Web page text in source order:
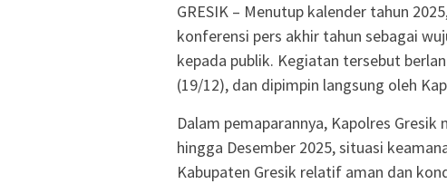
GRESIK – Menutup kalender tahun
konferensi pers akhir tahun sebagai
kepada publik. Kegiatan tersebut
(19/12), dan dipimpin langsung oleh
Dalam pemaparannya, Kapolres
hingga Desember 2025, situasi
Kabupaten Gresik relatif aman dan